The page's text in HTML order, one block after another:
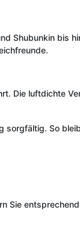
Shubunkin bis
Die luftdichte
sorgfältig. So
Sie